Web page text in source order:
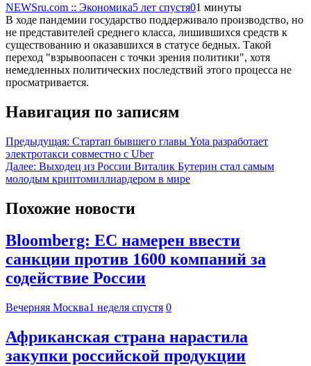
NEWSru.com :: Экономика5 лет спустя01 минуты
В ходе пандемии государство поддерживало производство, но
не представителей среднего класса, лишившихся средств к
существованию и оказавшихся в статусе бедных. Такой
переход "взрывоопасен с точки зрения политики", хотя
немедленных политических последствий этого процесса не
просматривается.
Навигация по записям
Предыдущая: Стартап бывшего главы Yota разработает
электротакси совместно с Uber
Далее: Выходец из России Виталик Бутерин стал самым
молодым криптомиллиардером в мире
Похожие новости
Bloomberg: ЕС намерен ввести
санкции против 1600 компаний за
содействие России
Вечерняя Москва1 неделя спустя 0
Африканская страна нарастила
закупки российской продукции